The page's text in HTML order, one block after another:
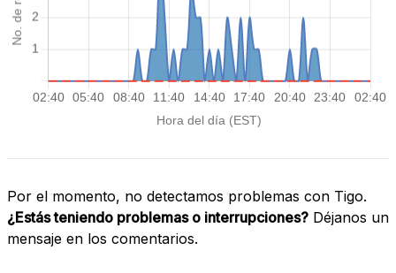
Por el momento, no detectamos problemas con Tigo.
¿Estás teniendo problemas o interrupciones? Déjanos un
mensaje en los comentarios.